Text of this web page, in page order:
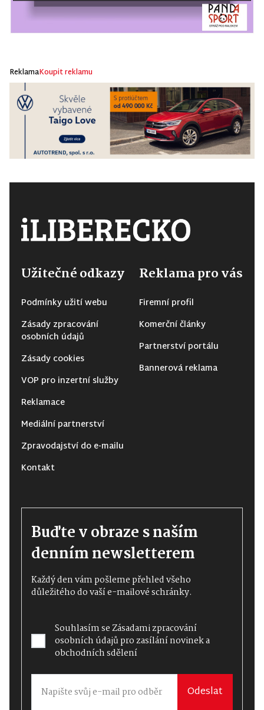
ReklamaKoupit reklamu
Užitečné odkazy
Podmínky užití webu
Zásady zpracování
osobních údajů
Zásady cookies
VOP pro inzertní služby
Reklamace
Mediální partnerství
Zpravodajství do e-mailu
Kontakt
Reklama pro vás
Firemní profil
Komerční články
Partnerství portálu
Bannerová reklama
Buďte v obraze s naším
denním newsletterem
Každý den vám pošleme přehled všeho
důležitého do vaší e-mailové schránky.
Souhlasím seZásadami zpracování
osobních údajůpro zasílání novinek a
obchodních sdělení
Odeslat